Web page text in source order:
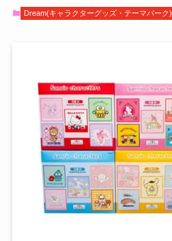
Dream(キャラクターグッズ・テーマパーク)